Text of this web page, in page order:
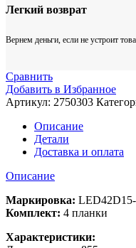
Легкий возврат
Вернем деньги, если не устроит
Сравнить
Добавить в Избранное
Артикул: 2750303
Описание
Детали
Доставка и оплата
Описание
Маркировка:
Комплект: 4 планки
Характеристики: